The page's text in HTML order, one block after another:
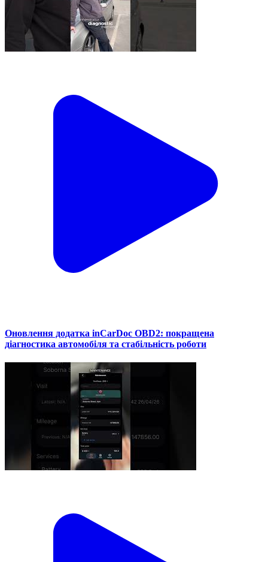
Оновлення додатка inCarDoc OBD2: покращена
діагностика автомобіля та стабільність роботи